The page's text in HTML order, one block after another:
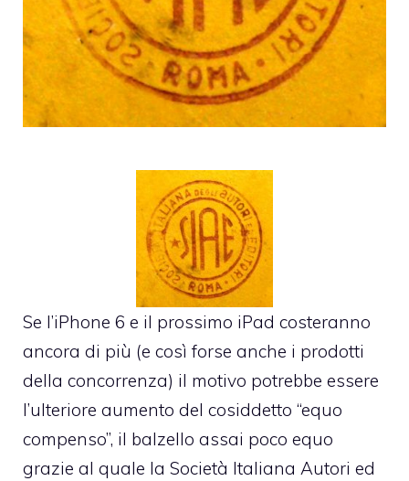
Se l’iPhone 6 e il prossimo iPad costeranno
ancora di più (e così forse anche i prodotti
della concorrenza) il motivo potrebbe essere
l’ulteriore aumento del cosiddetto “equo
compenso”, il balzello assai poco equo
grazie al quale la Società Italiana Autori ed